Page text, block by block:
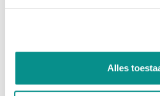
Alles
1 x Draagzakje voor de envoy
te vervangen en de gegevens
zetten op de nieuwe SSD.